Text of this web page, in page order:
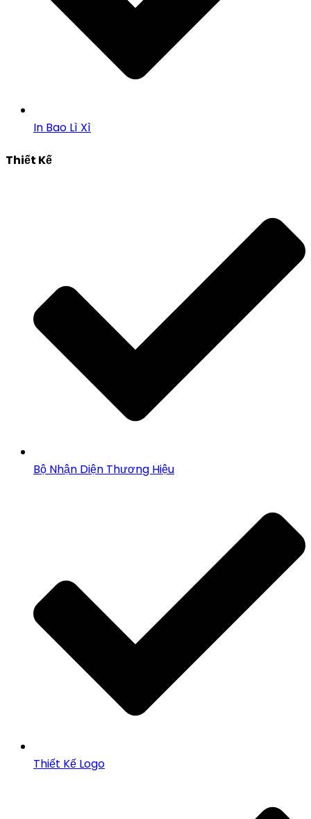
In Bao Lì Xì
Thiết Kế
Bộ Nhận Diện Thương Hiệu
Thiết Kế Logo